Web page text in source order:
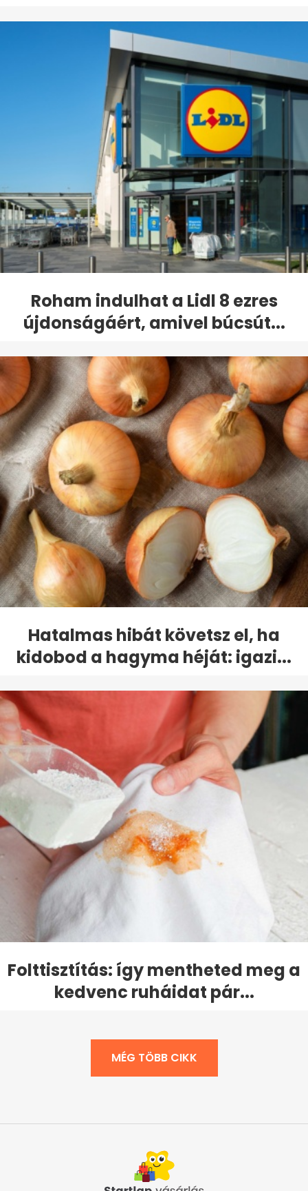
Roham indulhat a Lidl 8 ezres
újdonságáért, amivel búcsút...
Hatalmas hibát követsz el, ha
kidobod a hagyma héját: igazi...
Folttisztítás: így mentheted meg a
kedvenc ruháidat pár...
MÉG TÖBB CIKK